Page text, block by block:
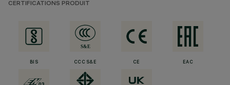
CERTIFICATIONS PRODUIT
BIS CCC S&E CE EAC